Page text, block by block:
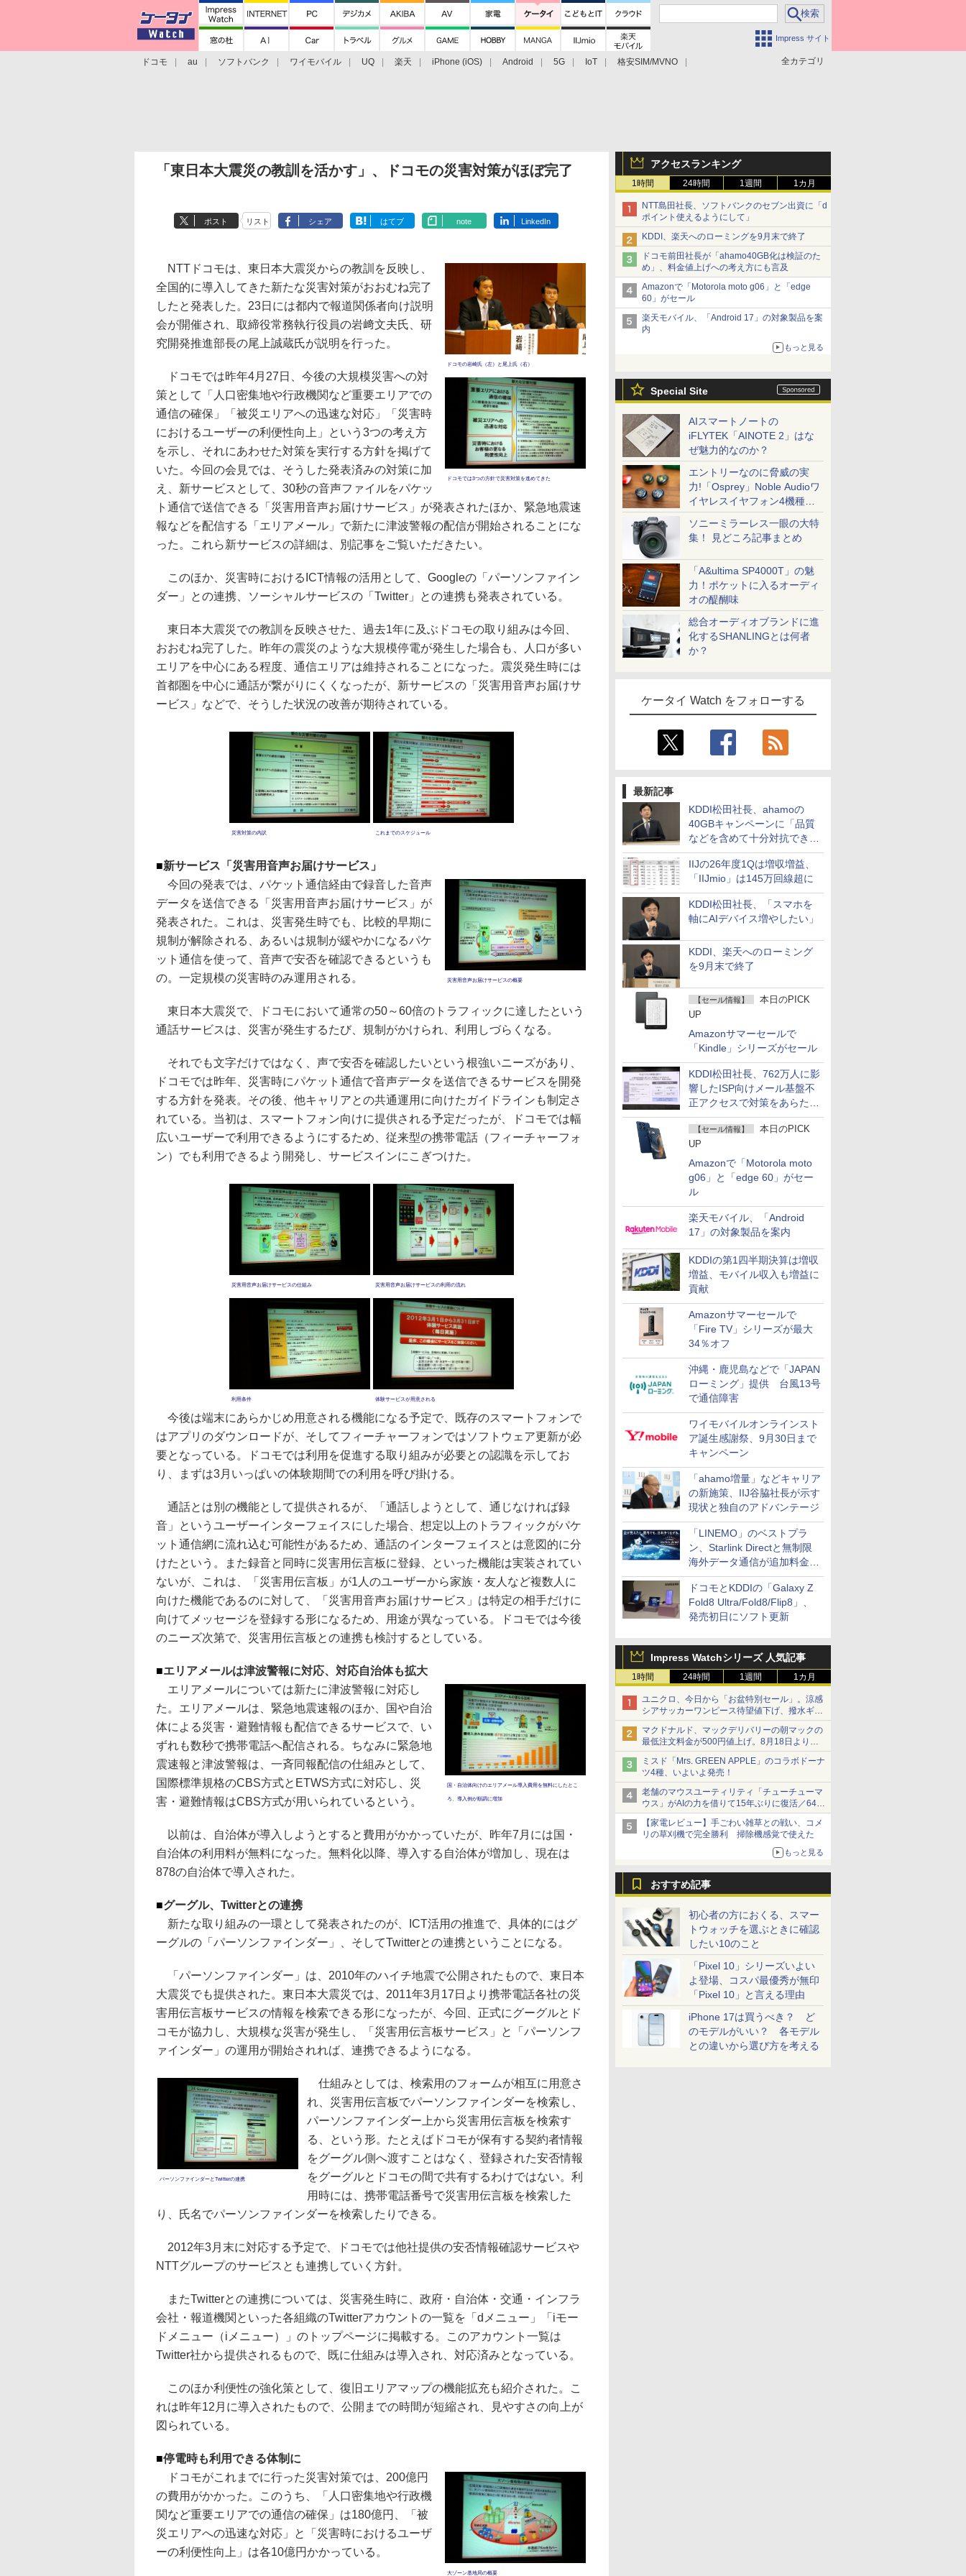
Impress サイト
全カテゴリ
ドコモ au ソフトバンク ワイモバイル UQ 楽天 iPhone (iOS) Android 5G IoT
格安SIM/MVNO
アクセスランキング
1時間 24時間 1週間 1カ月
NTT島田社長、ソフトバンクのセブン出資に「d
ポイント使えるようにして」
KDDI、楽天へのローミングを9月末で終了
ドコモ前田社長が「ahamo40GB化は検証のた
め」、料金値上げへの考え方にも言及
Amazonで「Motorola moto g06」と「edge
60」がセール
楽天モバイル、「Android 17」の対象製品を案
内
もっと見る
Special Site
AIスマートノートの
iFLYTEK「AINOTE 2」はな
ぜ魅力的なのか？
エントリーなのに脅威の実
力!「Osprey」Noble Audioワ
イヤレスイヤフォン4機種を
一気に聴く
ソニーミラーレス一眼の大特
集！ 見どころ記事まとめ
「A&ultima SP4000T」の魅
力！ポケットに入るオーディ
オの醍醐味
総合オーディオブランドに進
化するSHANLINGとは何者
か？
ケータイ Watch をフォローする
最新記事
KDDI松田社長、ahamoの
40GBキャンペーンに「品質
などを含めて十分対抗でき
る」
IIJの26年度1Qは増収増益、
「IIJmio」は145万回線超に
KDDI松田社長、「スマホを
軸にAIデバイス増やしたい」
KDDI、楽天へのローミング
を9月末で終了
【セール情報】
本日のPICK
UP
Amazonサマーセールで
「Kindle」シリーズがセール
KDDI松田社長、762万人に影
響したISP向けメール基盤不
正アクセスで対策をあらため
て説明
【セール情報】
本日のPICK
UP
Amazonで「Motorola moto
g06」と「edge 60」がセー
ル
楽天モバイル、「Android
17」の対象製品を案内
KDDIの第1四半期決算は増収
増益、モバイル収入も増益に
貢献
Amazonサマーセールで
「Fire TV」シリーズが最大
34％オフ
沖縄・鹿児島などで「JAPAN
ローミング」提供 台風13号
で通信障害
ワイモバイルオンラインスト
ア誕生感謝祭、9月30日まで
キャンペーン
「ahamo増量」などキャリア
の新施策、IIJ谷脇社長が示す
現状と独自のアドバンテージ
「LINEMO」のベストプラ
ン、Starlink Directと無制限
海外データ通信が追加料金な
しに
ドコモとKDDIの「Galaxy Z
Fold8 Ultra/Fold8/Flip8」、
発売初日にソフト更新
Impress Watchシリーズ 人気記事
1時間 24時間 1週間 1カ月
ユニクロ、今日から「お盆特別セール」。涼感
シアサッカーワンピース待望値下げ、撥水ギア
ショーツは1990円に
マクドナルド、マックデリバリーの朝マックの
最低注文料金が500円値上げ。8月18日より
1,500円から受付
ミスド「Mrs. GREEN APPLE」のコラボドーナ
ツ4種、いよいよ発売！
老舗のマウスユーティリティ「チューチューマ
ウス」がAIの力を借りて15年ぶりに復活／64bit
化、Windows 10/11、「Chrome」も走り回
る。復活記念で2026年末まで500円
【家電レビュー】手ごわい雑草との戦い、コメ
リの草刈機で完全勝利 掃除機感覚で使えた
もっと見る
おすすめ記事
初心者の方におくる、スマー
トウォッチを選ぶときに確認
したい10のこと
「Pixel 10」シリーズいよい
よ登場、コスパ最優秀が無印
「Pixel 10」と言える理由
iPhone 17は買うべき？ ど
のモデルがいい？ 各モデル
との違いから選び方を考える
「東日本大震災の教訓を活かす」、ドコモの災害対策がほぼ完了
ポスト リスト シェア はてブ note LinkedIn
ドコモの岩崎氏（左）と尾上氏（右）
ドコモでは3つの方針で災害対策を進めてきた
NTTドコモは、東日本大震災からの教訓を反映し、
全国的に導入してきた新たな災害対策がおおむね完了
したと発表した。23日には都内で報道関係者向け説明
会が開催され、取締役常務執行役員の岩﨑文夫氏、研
究開発推進部長の尾上誠蔵氏が説明を行った。
ドコモでは昨年4月27日、今後の大規模災害への対
策として「人口密集地や行政機関など重要エリアでの
通信の確保」「被災エリアへの迅速な対応」「災害時
におけるユーザーの利便性向上」という3つの考え方
を示し、それにあわせた対策を実行する方針を掲げて
いた。今回の会見では、そうした発表済みの対策に加
え、新サービスとして、30秒の音声ファイルをパケッ
ト通信で送信できる「災害用音声お届けサービス」が発表されたほか、緊急地震速
報などを配信する「エリアメール」で新たに津波警報の配信が開始されることにな
った。これら新サービスの詳細は、別記事をご覧いただきたい。
このほか、災害時におけるICT情報の活用として、Googleの「パーソンファイン
ダー」との連携、ソーシャルサービスの「Twitter」との連携も発表されている。
東日本大震災での教訓を反映させた、過去1年に及ぶドコモの取り組みは今回、
おおむね完了した。昨年の震災のような大規模停電が発生した場合も、人口が多い
エリアを中心にある程度、通信エリアは維持されることになった。震災発生時には
首都圏を中心に通話が繋がりにくくなったが、新サービスの「災害用音声お届けサ
ービス」などで、そうした状況の改善が期待されている。
災害対策の内訳 これまでのスケジュール
■新サービス「災害用音声お届けサービス」
災害用音声お届けサービスの概要
今回の発表では、パケット通信経由で録音した音声
データを送信できる「災害用音声お届けサービス」が
発表された。これは、災害発生時でも、比較的早期に
規制が解除される、あるいは規制が緩やかになるパケ
ット通信を使って、音声で安否を確認できるというも
の。一定規模の災害時のみ運用される。
東日本大震災で、ドコモにおいて通常の50～60倍のトラフィックに達したという
通話サービスは、災害が発生するたび、規制がかけられ、利用しづらくなる。
それでも文字だけではなく、声で安否を確認したいという根強いニーズがあり、
ドコモでは昨年、災害時にパケット通信で音声データを送信できるサービスを開発
する方針を発表。その後、他キャリアとの共通運用に向けたガイドラインも制定さ
れている。当初は、スマートフォン向けに提供される予定だったが、ドコモでは幅
広いユーザーで利用できるようにするため、従来型の携帯電話（フィーチャーフォ
ン）でも利用できるよう開発し、サービスインにこぎつけた。
災害用音声お届けサービスの仕組み 災害用音声お届けサービスの利用の流れ
利用条件 体験サービスが用意される
今後は端末にあらかじめ用意される機能になる予定で、既存のスマートフォンで
はアプリのダウンロードが、そしてフィーチャーフォンではソフトウェア更新が必
要となっている。ドコモでは利用を促進する取り組みが必要との認識を示してお
り、まずは3月いっぱいの体験期間での利用を呼び掛ける。
通話とは別の機能として提供されるが、「通話しようとして、通じなければ録
音」というユーザーインターフェイスにした場合、想定以上のトラフィックがパケ
ット通信網に流れ込む可能性があるため、通話のインターフェイスとは意図的に分
けたという。また録音と同時に災害用伝言板に登録、といった機能は実装されてい
ないが、これは、「災害用伝言板」が1人のユーザーから家族・友人など複数人に
向けた機能であるのに対して、「災害用音声お届けサービス」は特定の相手だけに
向けてメッセージを登録する形になるため、用途が異なっている。ドコモでは今後
のニーズ次第で、災害用伝言板との連携も検討するとしている。
■エリアメールは津波警報に対応、対応自治体も拡大
国・自治体向けのエリアメール導入費用を無料にしたとこ
ろ、導入例が順調に増加
エリアメールについては新たに津波警報に対応し
た。エリアメールは、緊急地震速報のほか、国や自治
体による災害・避難情報も配信できるサービスで、い
ずれも数秒で携帯電話へ配信される。ちなみに緊急地
震速報と津波警報は、一斉同報配信の仕組みとして、
国際標準規格のCBS方式とETWS方式に対応し、災
害・避難情報はCBS方式が用いられているという。
以前は、自治体が導入しようとすると費用がかかっていたが、昨年7月には国・
自治体の利用料が無料になった。無料化以降、導入する自治体が増加し、現在は
878の自治体で導入された。
■グーグル、Twitterとの連携
新たな取り組みの一環として発表されたのが、ICT活用の推進で、具体的にはグ
ーグルの「パーソンファインダー」、そしてTwitterとの連携ということになる。
「パーソンファインダー」は、2010年のハイチ地震で公開されたもので、東日本
大震災でも提供された。東日本大震災では、2011年3月17日より携帯電話各社の災
害用伝言板サービスの情報を検索できる形になったが、今回、正式にグーグルとド
コモが協力し、大規模な災害が発生し、「災害用伝言板サービス」と「パーソンフ
ァインダー」の運用が開始されれば、連携できるようになる。
パーソンファインダーとTwitterの連携
仕組みとしては、検索用のフォームが相互に用意さ
れ、災害用伝言板でパーソンファインダーを検索し、
パーソンファインダー上から災害用伝言板を検索す
る、という形。たとえばドコモが保有する契約者情報
をグーグル側へ渡すことはなく、登録された安否情報
をグーグルとドコモの間で共有するわけではない。利
用時には、携帯電話番号で災害用伝言板を検索した
り、氏名でパーソンファインダーを検索したりできる。
2012年3月末に対応する予定で、ドコモでは他社提供の安否情報確認サービスや
NTTグループのサービスとも連携していく方針。
またTwitterとの連携については、災害発生時に、政府・自治体・交通・インフラ
会社・報道機関といった各組織のTwitterアカウントの一覧を「dメニュー」「iモー
ドメニュー（iメニュー）」のトップページに掲載する。このアカウント一覧は
Twitter社から提供されるもので、既に仕組みは導入され、対応済みとなっている。
このほか利便性の強化策として、復旧エリアマップの機能拡充も紹介された。こ
れは昨年12月に導入されたもので、公開までの時間が短縮され、見やすさの向上が
図られている。
■停電時も利用できる体制に
大ゾーン基地局の概要
ドコモがこれまでに行った災害対策では、200億円
の費用がかかった。このうち、「人口密集地や行政機
関など重要エリアでの通信の確保」は180億円、「被
災エリアへの迅速な対応」と「災害時におけるユーザ
ーの利便性向上」は各10億円かかっている。